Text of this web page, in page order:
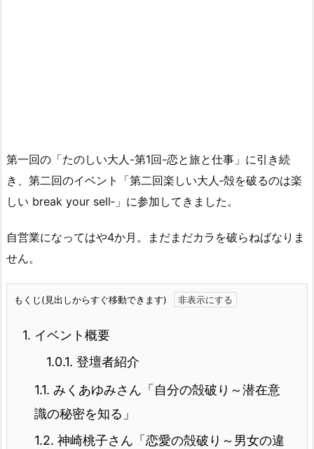
第一回の「たのしい大人-第1回-恋と旅と仕事」に引き続
き、第二回のイベント「第二回楽しい大人‐殻を破るのは楽
しい break your sell‐」に参加してきました。
自営業になってはや4か月。まだまだカラを破らねばなりま
せん。
もくじ(見出しからすぐ移動できます)
1. イベント概要
1.0.1. 登壇者紹介
1.1. みくあゆみさん「自分の殻破り～潜在意
識の秘密を知る」
1.2. 神崎桃子さん「恋愛の殻破り～男女の違